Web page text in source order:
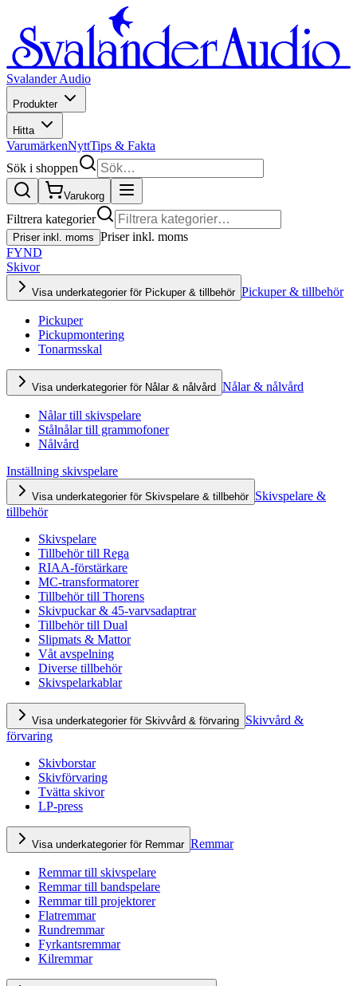
Svalander Audio
Produkter
Hitta
VarumärkenNyttTips & Fakta
Sök i shoppen
Varukorg
Filtrera kategorier
Priser inkl. moms Priser inkl. moms
FYND
Skivor
Visa underkategorier för Pickuper & tillbehör Pickuper & tillbehör
Pickuper
Pickupmontering
Tonarmsskal
Visa underkategorier för Nålar & nålvård Nålar & nålvård
Nålar till skivspelare
Stålnålar till grammofoner
Nålvård
Inställning skivspelare
Visa underkategorier för Skivspelare & tillbehör Skivspelare &
tillbehör
Skivspelare
Tillbehör till Rega
RIAA-förstärkare
MC-transformatorer
Tillbehör till Thorens
Skivpuckar & 45-varvsadaptrar
Tillbehör till Dual
Slipmats & Mattor
Våt avspelning
Diverse tillbehör
Skivspelarkablar
Visa underkategorier för Skivvård & förvaring Skivvård &
förvaring
Skivborstar
Skivförvaring
Tvätta skivor
LP-press
Visa underkategorier för Remmar Remmar
Remmar till skivspelare
Remmar till bandspelare
Remmar till projektorer
Flatremmar
Rundremmar
Fyrkantsremmar
Kilremmar